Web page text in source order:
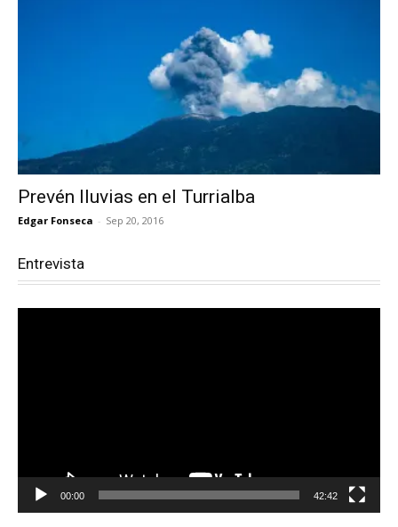
Prevén lluvias en el Turrialba
Edgar Fonseca - Sep 20, 2016
Entrevista
00:00 42:42